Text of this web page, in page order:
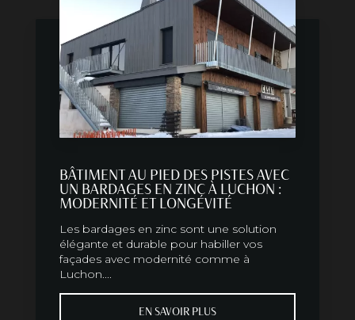
BÂTIMENT AU PIED DES PISTES AVEC
UN BARDAGES EN ZINC À LUCHON :
MODERNITÉ ET LONGÉVITÉ
Les bardages en zinc sont une solution
élégante et durable pour habiller vos
façades avec modernité comme à
Luchon....
EN SAVOIR PLUS